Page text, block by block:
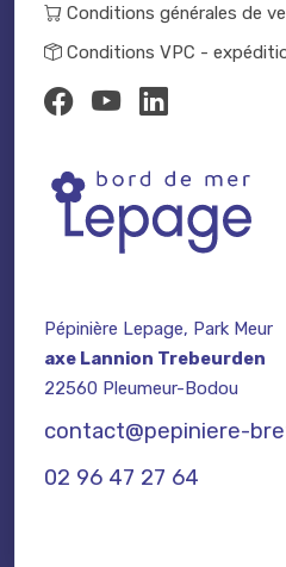
Conditions générales de
Conditions VPC -
Pépinière Lepage, Park Meur
axe Lannion Trebeurden
22560 Pleumeur-Bodou
contact@pepiniere-
02 96 47 27 64